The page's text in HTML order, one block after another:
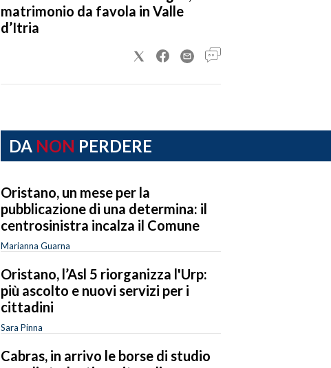
matrimonio da favola in Valle
d’Itria
DA NON PERDERE
Oristano, un mese per la
pubblicazione di una determina: il
centrosinistra incalza il Comune
Marianna Guarna
Oristano, l’Asl 5 riorganizza l'Urp:
più ascolto e nuovi servizi per i
cittadini
Sara Pinna
Cabras, in arrivo le borse di studio